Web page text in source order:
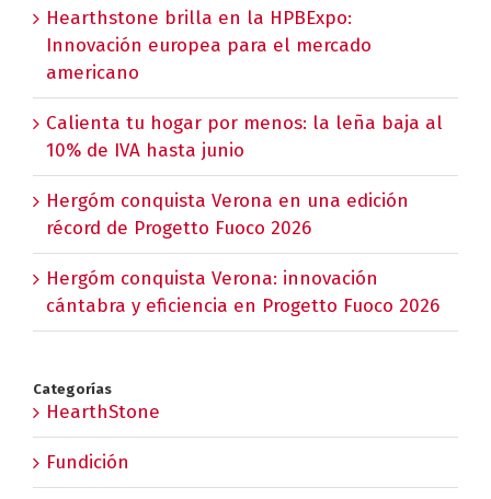
Hearthstone brilla en la HPBExpo:
Innovación europea para el mercado
americano
Calienta tu hogar por menos: la leña baja al
10% de IVA hasta junio
Hergóm conquista Verona en una edición
récord de Progetto Fuoco 2026
Hergóm conquista Verona: innovación
cántabra y eficiencia en Progetto Fuoco 2026
Categorías
HearthStone
Fundición